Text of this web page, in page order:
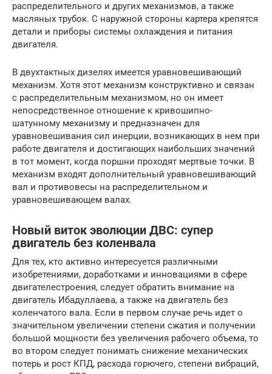
распределительного и других механизмов, а также
масляных трубок. С наружной стороны картера крепятся
детали и приборы системы охлаждения и питания
двигателя.
В двухтактных дизелях имеется уравновешивающий
механизм. Хотя этот механизм конструктивно и связан
с распределительным механизмом, но он имеет
непосредственное отношение к кривошипно-
шатунному механизму и предназначен для
уравновешивания сил инерции, возникающих в нем при
работе двигателя и достигающих наибольших значений
в тот момент, когда поршни проходят мертвые точки. В
механизм входят дополнительный уравновешивающий
вал и противовесы на распределительном и
уравновешивающем валах.
Новый виток эволюции ДВС: супер
двигатель без коленвала
Для тех, кто активно интересуется различными
изобретениями, доработками и инновациями в сфере
двигателестроения, следует обратить внимание на
двигатель Ибадуллаева, а также на двигатель без
коленчатого вала. Если в первом случае речь идет о
значительном увеличении степени сжатия и получении
большой мощности без увеличения рабочего объема, то
во втором следует понимать снижение механических
потерь и рост КПД, расхода горючего, степени вибраций,